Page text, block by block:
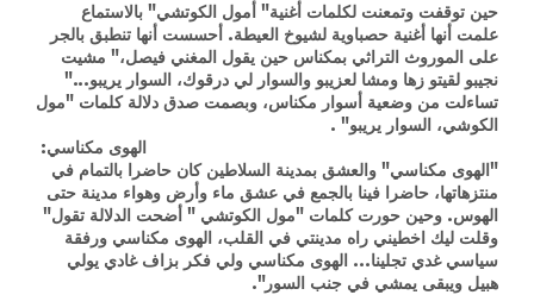
حين توقفت وتمعنت لكلمات أغنية" أمول الكوتشي" بالاستماع
علمت أنها أغنية حصباوية لشيوخ العيطة. أحسست أنها تنطبق بالجر
على الموروث التراثي بمكناس حين يقول المغني فيصل،" مشيت
نجيبو لقيتو زها ومشا لعزيبو والسوار لي درقوك، السوار يريبو..."
تساءلت من وضعية أسوار مكناس، وبصمت صدق دلالة كلمات "مول
الكوشي، السوار يريبو" .
الهوى مكناسي:
"الهوى مكناسي" والعشق بمدينة السلاطين كان حاضرا بالتمام في
منتزهاتها، حاضرا فينا بالجمع في عشق ماء وأرض وهواء مدينة حتى
الهوس. وحين حورت كلمات "مول الكوتشي " أضحت الدلالة تقول"
وقلت ليك اخطيني راه مدينتي في القلب، الهوى مكناسي ورفقة
سياسي غدي تجلينا... الهوى مكناسي ولي فكر بزاف غادي يولي
هبيل ويبقى يمشي في جنب السور".